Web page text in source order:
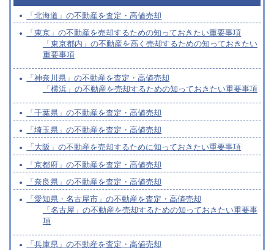
「北海道」の不動産を査定・高値売却
「東京」の不動産を売却するための知っておきたい重要事項
「東京都内」の不動産を高く売却するための知っておきたい
重要事項
「神奈川県」の不動産を査定・高値売却
「横浜」の不動産を売却するための知っておきたい重要事項
「千葉県」の不動産を査定・高値売却
「埼玉県」の不動産を査定・高値売却
「大阪」の不動産を売却するために知っておきたい重要事項
「京都府」の不動産を査定・高値売却
「奈良県」の不動産を査定・高値売却
「愛知県・名古屋市」の不動産を査定・高値売却
「名古屋」の不動産を売却するための知っておきたい重要事
項
「兵庫県」の不動産を査定・高値売却